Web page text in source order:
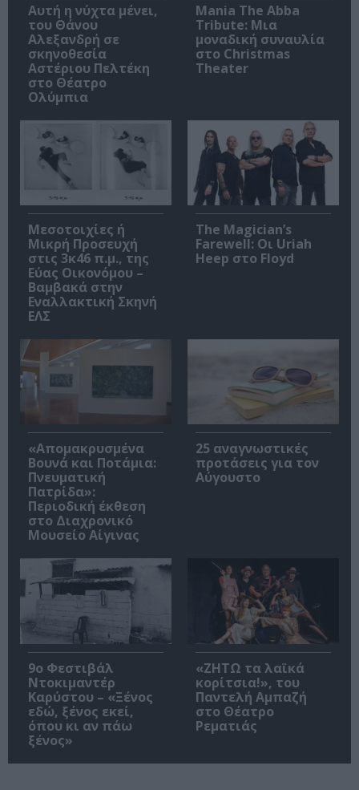
Αυτή η νύχτα μένει,
του Θάνου
Αλεξανδρή σε
σκηνοθεσία
Αστέριου Πελτέκη
στο Θέατρο
Ολύμπια
Mania The Abba
Tribute: Μια
μοναδική συναυλία
στο Christmas
Theater
Μεσοτοιχίες ή
Μικρή Προσευχή
στις 3κ46 π.μ., της
Εύας Οικονόμου –
Βαμβακά στην
Εναλλακτική Σκηνή
ΕΛΣ
The Magician’s
Farewell: Οι Uriah
Heep στο Floyd
«Απομακρυσμένα
Βουνά και Ποτάμια:
Πνευματική
Πατρίδα»:
Περιοδική έκθεση
στο Διαχρονικό
Μουσείο Αίγινας
25 αναγνωστικές
προτάσεις για τον
Αύγουστο
9ο Φεστιβάλ
Ντοκιμαντέρ
Καρύστου – «Ξένος
εδώ, ξένος εκεί,
όπου κι αν πάω
ξένος»
«ΖΗΤΩ τα λαϊκά
κορίτσια!», του
Παντελή Αμπαζή
στο Θέατρο
Ρεματιάς